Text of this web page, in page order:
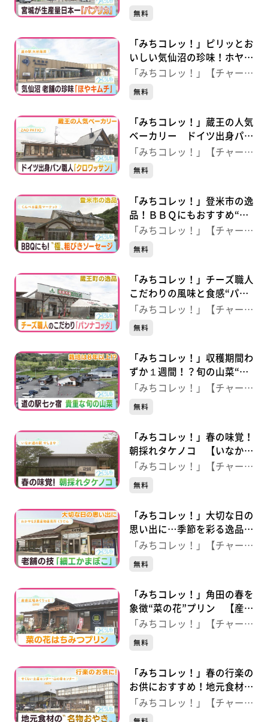
ジ！】
無料
「みちコレッ！」ピリッとお
いしい気仙沼の珍味！ホヤキ
ムチ 【道の駅大谷海岸】
「みちコレッ！」【チャー
ジ！】
無料
「みちコレッ！」蔵王の人気
ベーカリー ドイツ出身パン
職人“クロワッサン” 【ＺＡ
王町）
「みちコレッ！」【チャー
ジ！】
無料
「みちコレッ！」登米市の逸
品！ＢＢＱにもおすすめ“超
粗びき”ソーセージ 【くん
城・登米市）
「みちコレッ！」【チャー
ジ！】
無料
「みちコレッ！」チーズ職人
こだわりの風味と食感“パン
ナコッタ” 【産直市場みん
「みちコレッ！」【チャー
ジ！】
無料
「みちコレッ！」収穫期間わ
ずか１週間！？旬の山菜“行
者にんにく” 【道の駅七ヶ
「みちコレッ！」【チャー
ジ！】
無料
「みちコレッ！」春の味覚！
朝採れタケノコ 【いなか道
の駅やしまや】（宮城・丸森
「みちコレッ！」【チャー
ジ！】
無料
「みちコレッ！」大切な日の
思い出に…季節を彩る逸品
細工かまぼこ 【わかやなぎ
（宮城・栗原市）
「みちコレッ！」【チャー
ジ！】
無料
「みちコレッ！」角田の春を
象徴“菜の花”プリン 【産直
広場 あぐりっと】（宮城・
「みちコレッ！」【チャー
ジ！】
無料
「みちコレッ！」春の行楽の
お供におすすめ！地元食材で
作る“名物おやき” 【やくら
「みちコレッ！」【チャー
ジ！】